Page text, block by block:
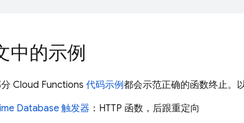
中的示例
Cloud Functions 代码示例都会示范正确的函数终止。
Database 触发器 ：HTTP 函数，后跟重定向